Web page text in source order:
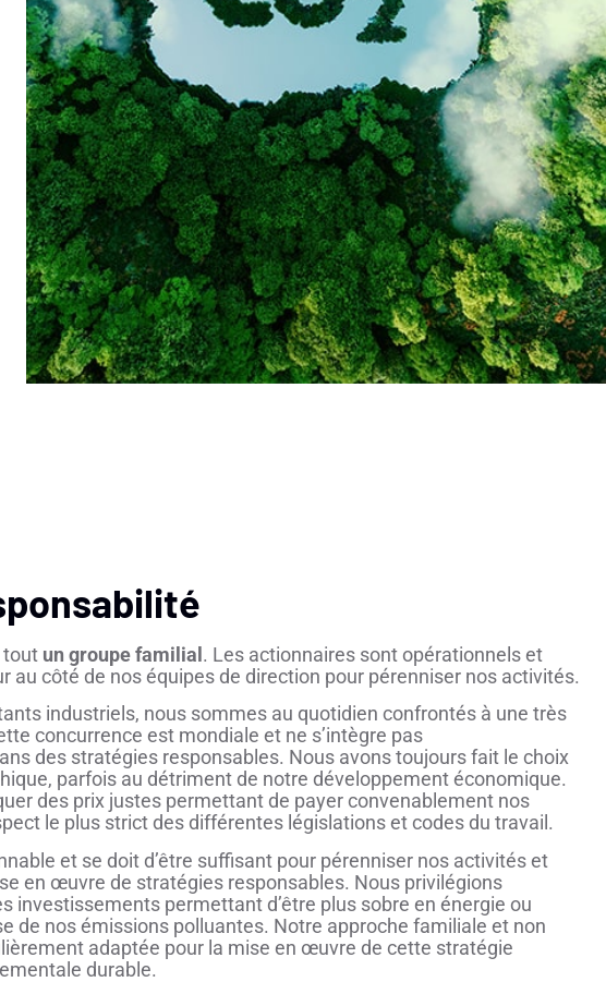
tout un groupe familial . Les actionnaires sont opérationnels et
au côté de nos équipes de direction pour pérenniser nos activités.
industriels, nous sommes au quotidien confrontés à une très
concurrence est mondiale et ne s’intègre pas
des stratégies responsables. Nous avons toujours fait le choix
parfois au détriment de notre développement économique.
des prix justes permettant de payer convenablement nos
le plus strict des différentes législations et codes du travail.
et se doit d’être suffisant pour pérenniser nos activités et
en œuvre de stratégies responsables. Nous privilégions
investissements permettant d’être plus sobre en énergie ou
de nos émissions polluantes. Notre approche familiale et non
adaptée pour la mise en œuvre de cette stratégie
durable.